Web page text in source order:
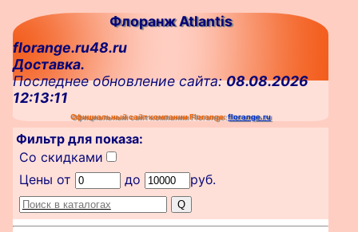
Флоранж Atlantis
florange.ru48.ru
Доставка.
Последнее обновление сайта:08.08.2026
12:13:11
Официальный сайт компании Florange:florange.ru
Фильтр для показа:
Со скидками
Цены от
до руб.